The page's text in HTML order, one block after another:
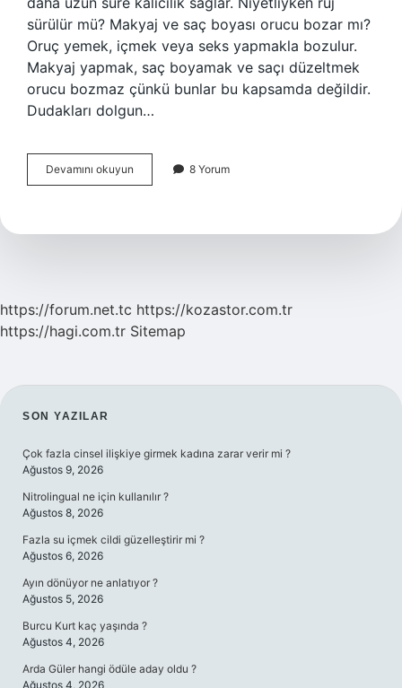
sürülür mü? Makyaj ve saç boyası orucu bozar mı?
Oruç yemek, içmek veya seks yapmakla bozulur.
Makyaj yapmak, saç boyamak ve saçı düzeltmek
orucu bozmaz çünkü bunlar bu kapsamda değildir.
Dudakları dolgun…
Devamını okuyun Taşırmadan
Ruj
8 Yorum
https://forum.net.tc https://kozastor.com.tr
https://hagi.com.tr Sitemap
SIDEBAR
SON YAZILAR
Çok fazla cinsel ilişkiye girmek kadına zarar verir mi ?
Ağustos 9, 2026
Nitrolingual ne için kullanılır ?
Ağustos 8, 2026
Fazla su içmek cildi güzelleştirir mi ?
Ağustos 6, 2026
Ayın dönüyor ne anlatıyor ?
Ağustos 5, 2026
Burcu Kurt kaç yaşında ?
Ağustos 4, 2026
Arda Güler hangi ödüle aday oldu ?
Ağustos 4, 2026